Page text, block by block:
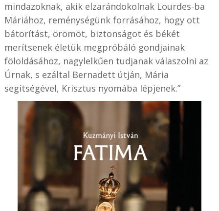
mindazoknak, akik elzarándokolnak Lourdes-ba
Máriához, reménységünk forrásához, hogy ott
bátorítást, örömöt, biztonságot és békét
merítsenek életük megpróbáló gondjainak
föloldásához, nagylelkűen tudjanak válaszolni az
Úrnak, s ezáltal Bernadett útján, Mária
segítségével, Krisztus nyomába lépjenek.”